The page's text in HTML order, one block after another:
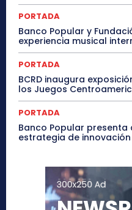
PORTADA
Banco Popular y
experiencia musical
PORTADA
BCRD inaugura
los Juegos
PORTADA
Banco Popular
estrategia de